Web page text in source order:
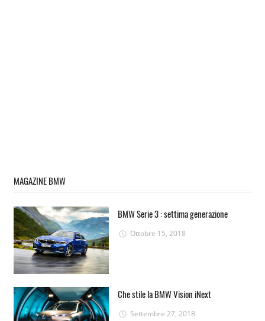
MAGAZINE BMW
BMW Serie 3 : settima generazione
Ottobre 15, 2018
Che stile la BMW Vision iNext
Settembre 27, 2018